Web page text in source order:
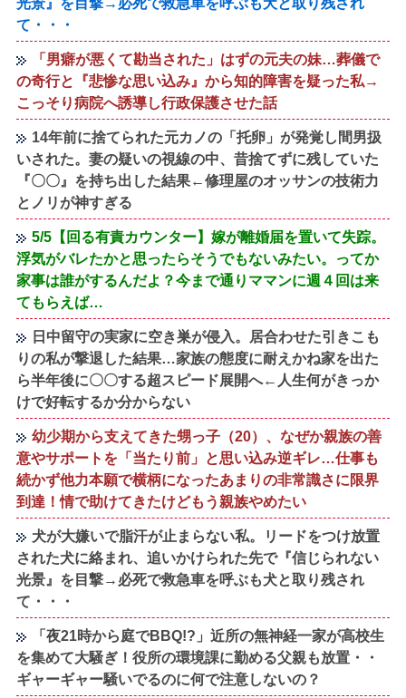
て・・・
「男癖が悪くて勘当された」はずの元夫の妹…葬儀で
の奇行と『悲惨な思い込み』から知的障害を疑った私→
こっそり病院へ誘導し行政保護させた話
14年前に捨てられた元カノの「托卵」が発覚し間男扱
いされた。妻の疑いの視線の中、昔捨てずに残していた
『〇〇』を持ち出した結果←修理屋のオッサンの技術力
とノリが神すぎる
5/5【回る有責カウンター】嫁が離婚届を置いて失踪。
浮気がバレたかと思ったらそうでもないみたい。ってか
家事は誰がするんだよ？今まで通りママンに週４回は来
てもらえば…
日中留守の実家に空き巣が侵入。居合わせた引きこも
りの私が撃退した結果…家族の態度に耐えかね家を出た
ら半年後に〇〇する超スピード展開へ←人生何がきっか
けで好転するか分からない
幼少期から支えてきた甥っ子（20）、なぜか親族の善
意やサポートを「当たり前」と思い込み逆ギレ…仕事も
続かず他力本願で横柄になったあまりの非常識さに限界
到達！情で助けてきたけどもう親族やめたい
犬が大嫌いで脂汗が止まらない私。リードをつけ放置
された犬に絡まれ、追いかけられた先で『信じられない
光景』を目撃→必死で救急車を呼ぶも犬と取り残され
て・・・
「夜21時から庭でBBQ!?」近所の無神経一家が高校生
を集めて大騒ぎ！役所の環境課に勤める父親も放置・・
ギャーギャー騒いでるのに何で注意しないの？